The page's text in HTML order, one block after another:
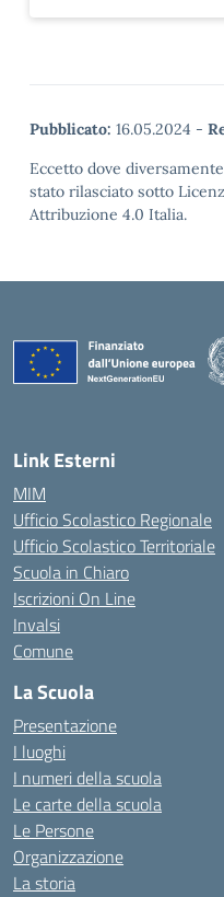
Pubblicato: 16.05.2024 -
Eccetto dove
stato rilasciato sotto
Attribuzione 4.0 Italia.
Link Esterni
MIM
Ufficio Scolastico Regionale
Ufficio Scolastico Territoriale
Scuola in Chiaro
Iscrizioni On Line
Invalsi
Comune
La Scuola
Presentazione
I luoghi
I numeri della scuola
Le carte della scuola
Le Persone
Organizzazione
La storia